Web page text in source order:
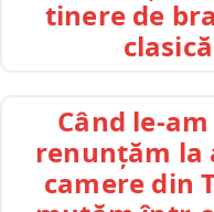
tinere de
Când le-
renunțăm la
camere din